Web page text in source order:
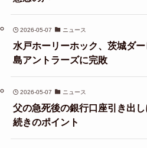
2026-05-07 ニュース
水戸ホーリーホック、茨城ダ
島アントラーズに完敗
2026-05-07 ニュース
父の急死後の銀行口座引き出
続きのポイント